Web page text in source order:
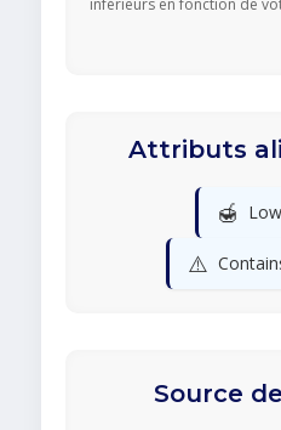
inférieurs en fonction de
Attributs
🍯
⚠️
Source